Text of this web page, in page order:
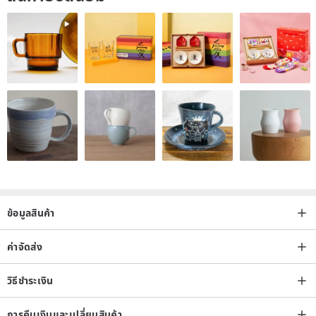
ข้อมูลสินค้า
ค่าจัดส่ง
วิธีชำระเงิน